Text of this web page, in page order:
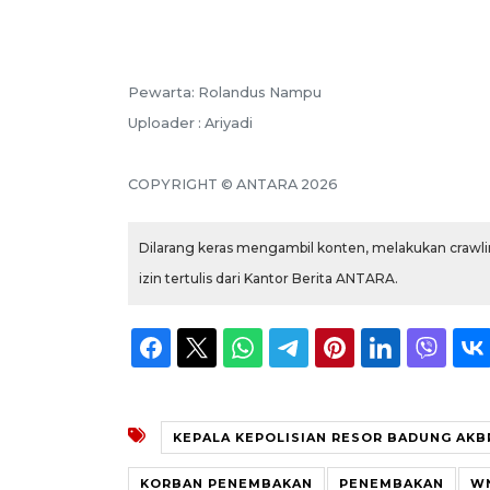
Pewarta: Rolandus Nampu
Uploader : Ariyadi
COPYRIGHT © ANTARA 2026
Dilarang keras mengambil konten, melakukan
izin tertulis dari Kantor Berita ANTARA.
KEPALA KEPOLISIAN RESOR BADUNG
KORBAN PENEMBAKAN PENEMBAKAN